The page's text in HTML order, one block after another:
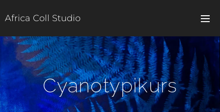
Africa Coll Studio
Cyanotypikurs